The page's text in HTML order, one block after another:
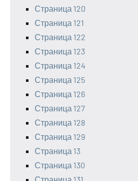
Страница 120
Страница 121
Страница 122
Страница 123
Страница 124
Страница 125
Страница 126
Страница 127
Страница 128
Страница 129
Страница 13
Страница 130